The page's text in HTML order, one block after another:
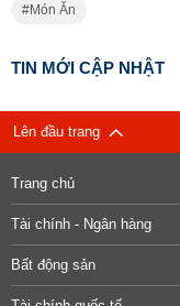
Món Ăn
TIN MỚI CẬP NHẬT
Lên đầu trang
Trang chủ
Tài chính - Ngân hàng
Bất động sản